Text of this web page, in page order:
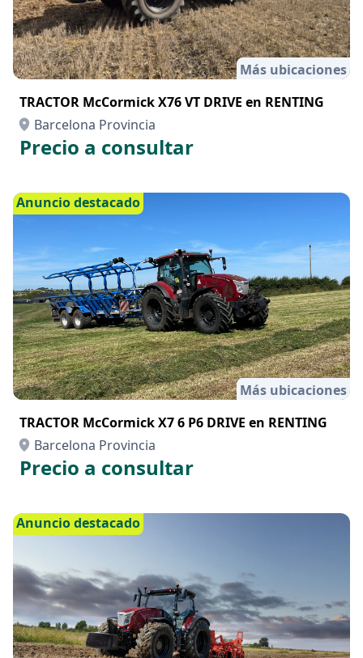
Más ubicaciones
TRACTOR McCormick X76 VT DRIVE en RENTING
Barcelona Provincia
Precio a consultar
Anuncio destacado
Más ubicaciones
TRACTOR McCormick X7 6 P6 DRIVE en RENTING
Barcelona Provincia
Precio a consultar
Anuncio destacado